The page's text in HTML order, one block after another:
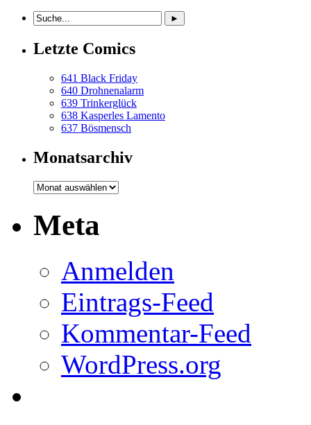
Letzte Comics
641 Black Friday
640 Drohnenalarm
639 Trinkerglück
638 Kasperles Lamento
637 Bösmensch
Monatsarchiv
Monatsarchiv
Meta
Anmelden
Eintrags-Feed
Kommentar-Feed
WordPress.org